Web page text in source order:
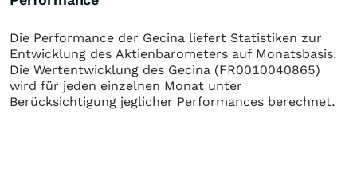
Die Performance der Gecina liefert Statistiken zur
Entwicklung des Aktienbarometers auf Monatsbasis.
Die Wertentwicklung des Gecina (FR0010040865)
wird für jeden einzelnen Monat unter
Berücksichtigung jeglicher Performances berechnet.